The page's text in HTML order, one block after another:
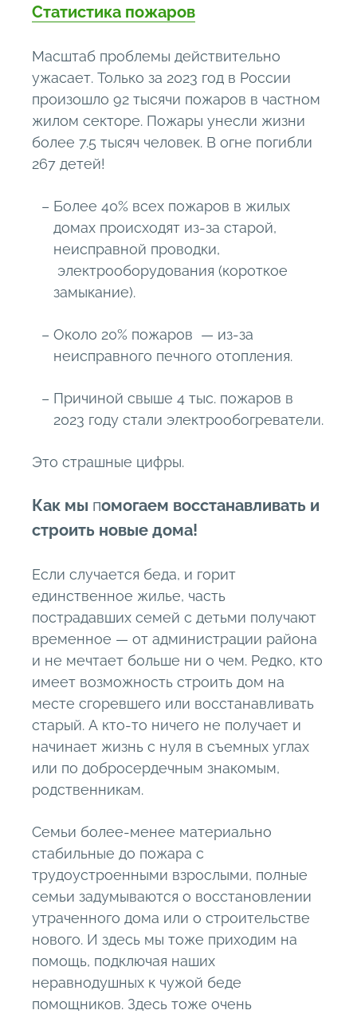
Статистика пожаров
Масштаб проблемы действительно
ужасает. Только за 2023 год в России
произошло 92 тысячи пожаров в частном
жилом секторе. Пожары унесли жизни
более 7.5 тысяч человек. В огне погибли
267 детей!
Более 40% всех пожаров в жилых
домах происходят из-за старой,
неисправной проводки,
электрооборудования (короткое
замыкание).
Около 20% пожаров — из-за
неисправного печного отопления.
Причиной свыше 4 тыс. пожаров в
2023 году стали электрообогреватели.
Это страшные цифры.
Как мы помогаем восстанавливать и
строить новые дома!
Если случается беда, и горит
единственное жилье, часть
пострадавших семей с детьми получают
временное — от администрации района
и не мечтает больше ни о чем. Редко, кто
имеет возможность строить дом на
месте сгоревшего или восстанавливать
старый. А кто-то ничего не получает и
начинает жизнь с нуля в съемных углах
или по добросердечным знакомым,
родственникам.
Семьи более-менее материально
стабильные до пожара с
трудоустроенными взрослыми, полные
семьи задумываются о восстановлении
утраченного дома или о строительстве
нового. И здесь мы тоже приходим на
помощь, подключая наших
неравнодушных к чужой беде
помощников. Здесь тоже очень